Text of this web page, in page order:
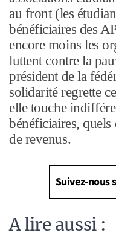
au front (les
bénéficiaires des
encore moins les
luttent contre la
président de la
solidarité regrette
elle touche
bénéficiaires,
de revenus.
Suivez-nous
A lire aussi :